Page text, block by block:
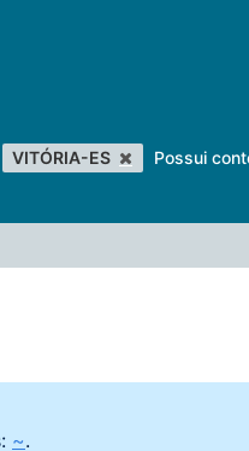
VITÓRIA-ES Possui
~.